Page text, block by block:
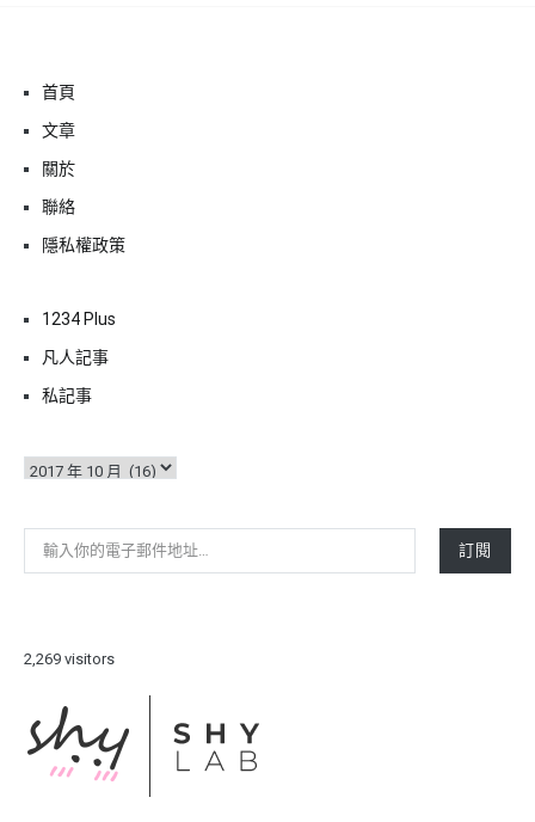
首頁
文章
關於
聯絡
隱私權政策
1234 Plus
凡人記事
私記事
彙
輸入你的電子郵件地址…
訂閱
2,269 visitors